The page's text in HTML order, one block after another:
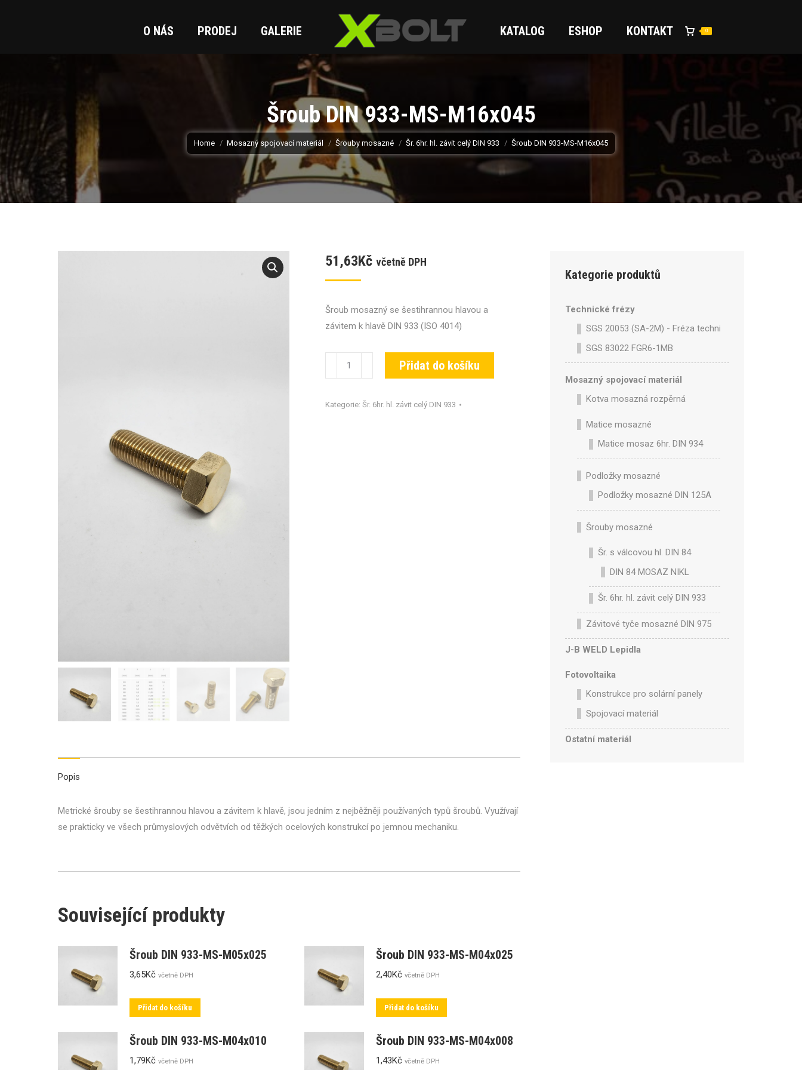
O NÁS PRODEJ GALERIE KATALOG ESHOP KONTAKT 0
Šroub DIN 933-MS-M16x045
You are here:
Home Mosazný spojovací materiál Šrouby mosazné Šr. 6hr. hl. závit celý DIN 933 Šroub DIN 933-MS-M16x045
51,63Kč včetně DPH
Šroub mosazný se šestihrannou hlavou a
závitem k hlavě DIN 933 (ISO 4014)
DIN
MS-
Přidat do košíku
Kategorie: Šr. 6hr. hl. závit celý DIN 933
Popis
Metrické šrouby se šestihrannou hlavou a závitem k hlavě, jsou jedním z nejběžněji používaných typů šroubů. Využívají
se prakticky ve všech průmyslových odvětvích od těžkých ocelových konstrukcí po jemnou mechaniku.
Související produkty
Šroub DIN 933-MS-M05x025
3,65Kč včetně DPH
Přidat do košíku
Šroub DIN 933-MS-M04x025
2,40Kč včetně DPH
Přidat do košíku
Šroub DIN 933-MS-M04x010
1,79Kč včetně DPH
Šroub DIN 933-MS-M04x008
1,43Kč včetně DPH
Kategorie produktů
Technické frézy
SGS 20053 (SA-2M) - Fréza technická SA-2M válcová
SGS 83022 FGR6-1MB
Mosazný spojovací materiál
Kotva mosazná rozpěrná
Matice mosazné
Matice mosaz 6hr. DIN 934
Podložky mosazné
Podložky mosazné DIN 125A
Šrouby mosazné
Šr. s válcovou hl. DIN 84
DIN 84 MOSAZ NIKL
Šr. 6hr. hl. závit celý DIN 933
Závitové tyče mosazné DIN 975
J-B WELD Lepidla
Fotovoltaika
Konstrukce pro solární panely
Spojovací materiál
Ostatní materiál